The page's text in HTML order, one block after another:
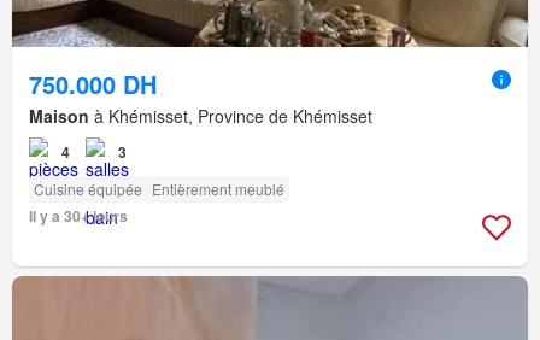
750.000 DH
Maison à Khémisset, Province de Khémisset
4 3
Cuisine équipée Entièrement meublé
Il y a 30+ jours